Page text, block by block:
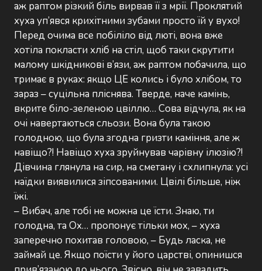
аж раптом різкий біль вирвав її з мрії. Проклятий
хуха уп’явся крихітними зубами просто їй у вухо!
Перед очима все побіліло від люті, вона вже
хотіла покласти хліб на стіл, щоб таки скрутити
малому шкідникові в’язи, аж раптом побачила, що
тримає в руках: якщо ЦЕ колись і було хлібом, то
зараз – суцільна пліснява. Тверде, наче камінь,
вкрите біло-зеленою цвіллю… Сова відчула, як на
очі навертаються сльози. Вона була такою
голодною, що була згодна гризти каміння, але ж
навіщо?! Навіщо хуха зруйнував чарівну ілюзію?!
Дівчина глянула на сир, на сметану і схлипнула: усі
наїдки виявилися зіпсованими. Цвілі більше, ніж
їжі.
– Вибач, але тобі не можна це їсти. Знаю, ти
голодна, та Ох… пропонує тільки мох, – хуха
заперечно похитав головою, – Будь ласка, не
займай це. Якщо поїсти у його царстві, опинишся